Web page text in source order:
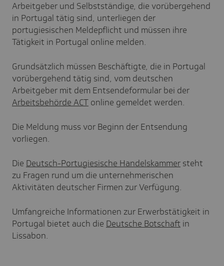
Arbeitgeber und Selbstständige, die vorübergehend
in Portugal tätig sind, unterliegen der
portugiesischen Meldepflicht und müssen ihre
Tätigkeit in Portugal online melden.
Grundsätzlich müssen Beschäftigte, die in Portugal
vorübergehend tätig sind, vom deutschen
Arbeitgeber mit dem Entsendeformular bei der
Arbeitsbehörde ACT online gemeldet werden.
Die Meldung muss vor Beginn der Entsendung
vorliegen.
Die Deutsch-Portugiesische Handelskammer steht
zu Fragen rund um die unternehmerischen
Aktivitäten deutscher Firmen zur Verfügung.
Umfangreiche Informationen zur Erwerbstätigkeit in
Portugal bietet auch die Deutsche Botschaft in
Lissabon.